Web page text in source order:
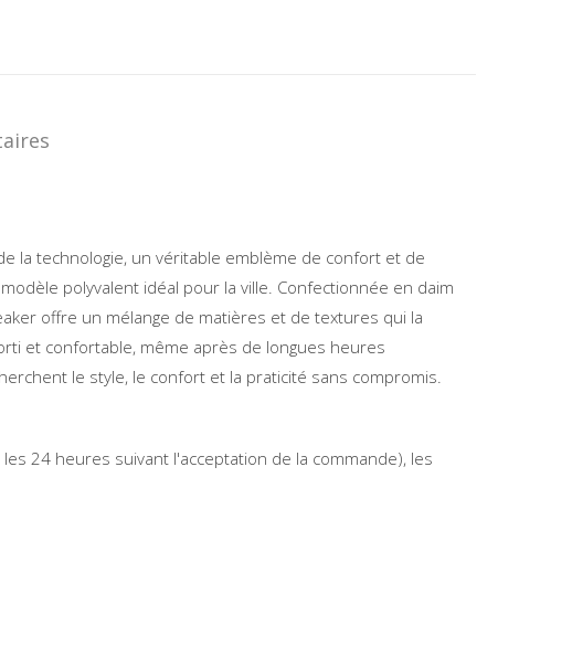
la technologie, un véritable emblème de confort et de
polyvalent idéal pour la ville. Confectionnée en daim
offre un mélange de matières et de textures qui la
et confortable, même après de longues heures
le style, le confort et la praticité sans compromis.
24 heures suivant l'acceptation de la commande), les